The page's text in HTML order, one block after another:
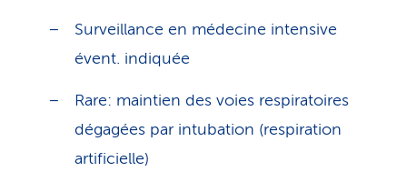
Surveillance en médecine intensive
évent. indiquée
Rare: maintien des voies respiratoires
dégagées par intubation (respiration
artificielle)